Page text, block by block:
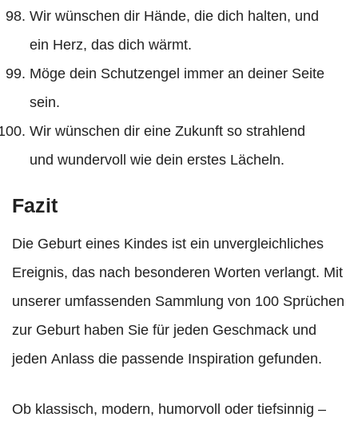
Wir wünschen dir Hände, die dich halten, und
ein Herz, das dich wärmt.
Möge dein Schutzengel immer an deiner Seite
sein.
Wir wünschen dir eine Zukunft so strahlend
und wundervoll wie dein erstes Lächeln.
Fazit
Die Geburt eines Kindes ist ein unvergleichliches
Ereignis, das nach besonderen Worten verlangt. Mit
unserer umfassenden Sammlung von 100 Sprüchen
zur Geburt haben Sie für jeden Geschmack und
jeden Anlass die passende Inspiration gefunden.
Ob klassisch, modern, humorvoll oder tiefsinnig –